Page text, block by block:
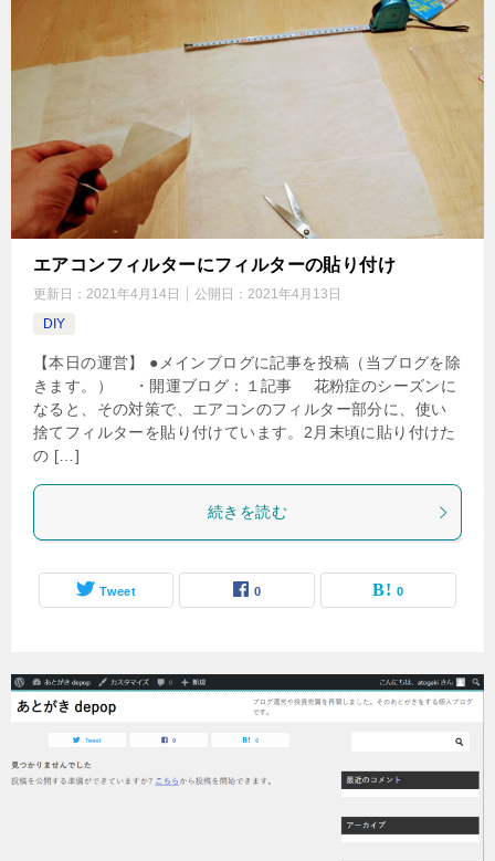
エアコンフィルターにフィルターの貼り付け
更新日： 2021年4月14日 公開日： 2021年4月13日
DIY
【本日の運営】 ●メインブログに記事を投稿（当ブログを除
きます。） ・開運ブログ：１記事 花粉症のシーズンに
なると、その対策で、エアコンのフィルター部分に、使い
捨てフィルターを貼り付けています。2月末頃に貼り付けた
の […]
続きを読む
Tweet 0 0